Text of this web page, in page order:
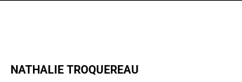
NATHALIE TROQUEREAU